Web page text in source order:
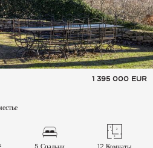
1 395 000 EUR
5 Спальни 12 Комнаты